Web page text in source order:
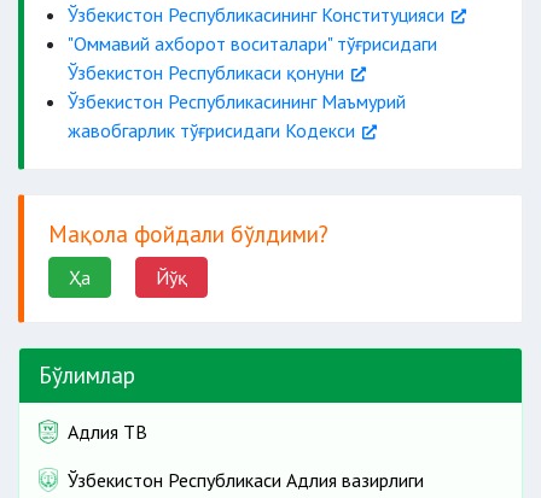
Ўзбекистон Республикасининг Конституцияси
"Оммавий ахборот воситалари" тўғрисидаги
Ўзбекистон Республикаси қонуни
Ўзбекистон Республикасининг Маъмурий
жавобгарлик тўғрисидаги Кодекси
Мақола фойдали бўлдими?
Ҳа Йўқ
Бўлимлар
Адлия ТВ
Ўзбекистон Республикаси Адлия вазирлиги